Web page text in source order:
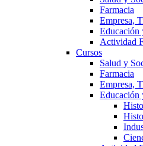
Farmacia
Empresa,
Educación
Actividad
Cursos
Salud y
Farmacia
Empresa,
Educación